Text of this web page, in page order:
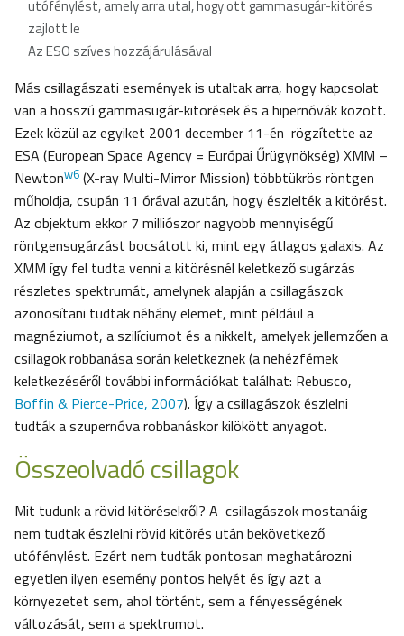
utófénylést, amely arra utal, hogy ott gammasugár-kitörés
zajlott le
Az ESO szíves hozzájárulásával
Más csillagászati események is utaltak arra, hogy kapcsolat
van a hosszú gammasugár-kitörések és a hipernóvák között.
Ezek közül az egyiket 2001 december 11-én rögzítette az
ESA (European Space Agency = Európai Űrügynökség) XMM –
Newtonw6 (X-ray Multi-Mirror Mission) többtükrös röntgen
műholdja, csupán 11 órával azután, hogy észlelték a kitörést.
Az objektum ekkor 7 milliószor nagyobb mennyiségű
röntgensugárzást bocsátott ki, mint egy átlagos galaxis. Az
XMM így fel tudta venni a kitörésnél keletkező sugárzás
részletes spektrumát, amelynek alapján a csillagászok
azonosítani tudtak néhány elemet, mint például a
magnéziumot, a szilíciumot és a nikkelt, amelyek jellemzően a
csillagok robbanása során keletkeznek (a nehézfémek
keletkezéséről további információkat találhat: Rebusco,
Boffin & Pierce-Price, 2007). Így a csillagászok észlelni
tudták a szupernóva robbanáskor kilökött anyagot.
Összeolvadó csillagok
Mit tudunk a rövid kitörésekről? A csillagászok mostanáig
nem tudtak észlelni rövid kitörés után bekövetkező
utófénylést. Ezért nem tudták pontosan meghatározni
egyetlen ilyen esemény pontos helyét és így azt a
környezetet sem, ahol történt, sem a fényességének
változását, sem a spektrumot.